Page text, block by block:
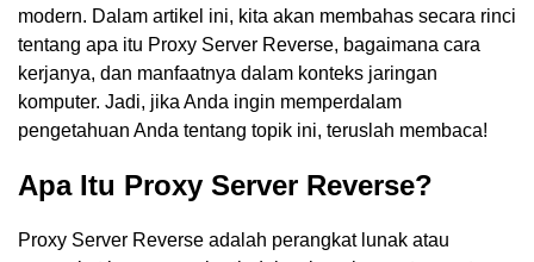
modern. Dalam artikel ini, kita akan membahas secara rinci
tentang apa itu Proxy Server Reverse, bagaimana cara
kerjanya, dan manfaatnya dalam konteks jaringan
komputer. Jadi, jika Anda ingin memperdalam
pengetahuan Anda tentang topik ini, teruslah membaca!
Apa Itu Proxy Server Reverse?
Proxy Server Reverse adalah perangkat lunak atau